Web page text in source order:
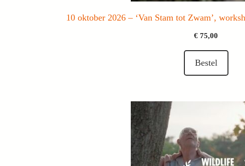
10 oktober 2026 – ‘Van Stam tot Zwam’,
€ 75,00
Bestel